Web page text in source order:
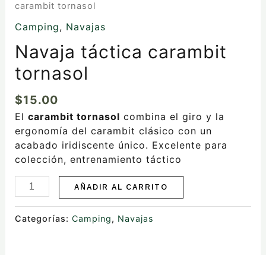
carambit tornasol
Camping, Navajas
Navaja táctica carambit
tornasol
$15.00
El carambit tornasol combina el giro y la
ergonomía del carambit clásico con un
acabado iridiscente único. Excelente para
colección, entrenamiento táctico
AÑADIR AL CARRITO
Categorías: Camping, Navajas